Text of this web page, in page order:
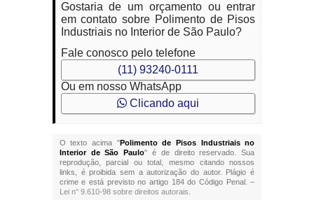
Gostaria de um orçamento ou entrar
em contato sobre Polimento de Pisos
Industriais no Interior de São Paulo?
Fale conosco pelo telefone
(11) 93240-0111
Ou em nosso WhatsApp
Clicando aqui
O texto acima "Polimento de Pisos Industriais no
Interior de São Paulo" é de direito reservado. Sua
reprodução, parcial ou total, mesmo citando nossos
links, é proibida sem a autorização do autor. Plágio é
crime e está previsto no artigo 184 do Código Penal. –
Lei n° 9.610-98 sobre direitos autorais